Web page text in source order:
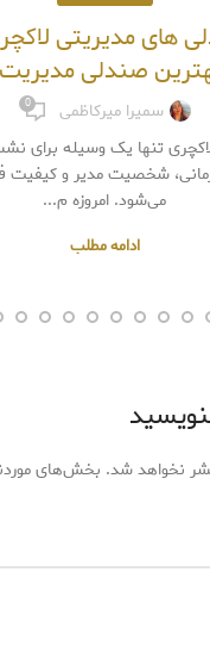
های مدیریتی
صندلی
سمیرا میرکاظمی 0
تنها یک وسیله برای
شخصیت مدیر و
می‌شود. امروزه م...
ادامه مطلب
نخواهد شد. بخش‌های